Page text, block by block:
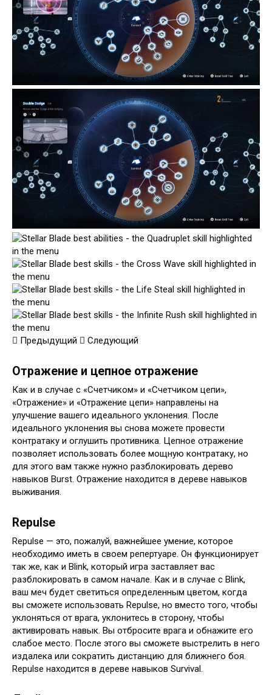
Предыдущий Следующий
Отражение и цепное отражение
Как и в случае с «Счетчиком» и «Счетчиком цепи»,
«Отражение» и «Отражение цепи» направлены на
улучшение вашего идеального уклонения. После
идеального уклонения вы снова можете провести
контратаку и оглушить противника. Цепное отражение
позволяет использовать более мощную контратаку, но
для этого вам также нужно разблокировать дерево
навыков Burst. Отражение находится в дереве навыков
выживания.
Repulse
Repulse — это, пожалуй, важнейшее умение, которое
необходимо иметь в своем репертуаре. Он функционирует
так же, как и Blink, который игра заставляет вас
разблокировать в самом начале. Как и в случае с Blink,
ваш меч будет светиться определенным цветом, когда
вы сможете использовать Repulse, но вместо того, чтобы
уклоняться от врага, уклонитесь в сторону, чтобы
активировать навык. Вы отбросите врага и обнажите его
слабое место. После этого вы сможете выстрелить в него
издалека или сократить дистанцию для ближнего боя.
Repulse находится в дереве навыков Survival.